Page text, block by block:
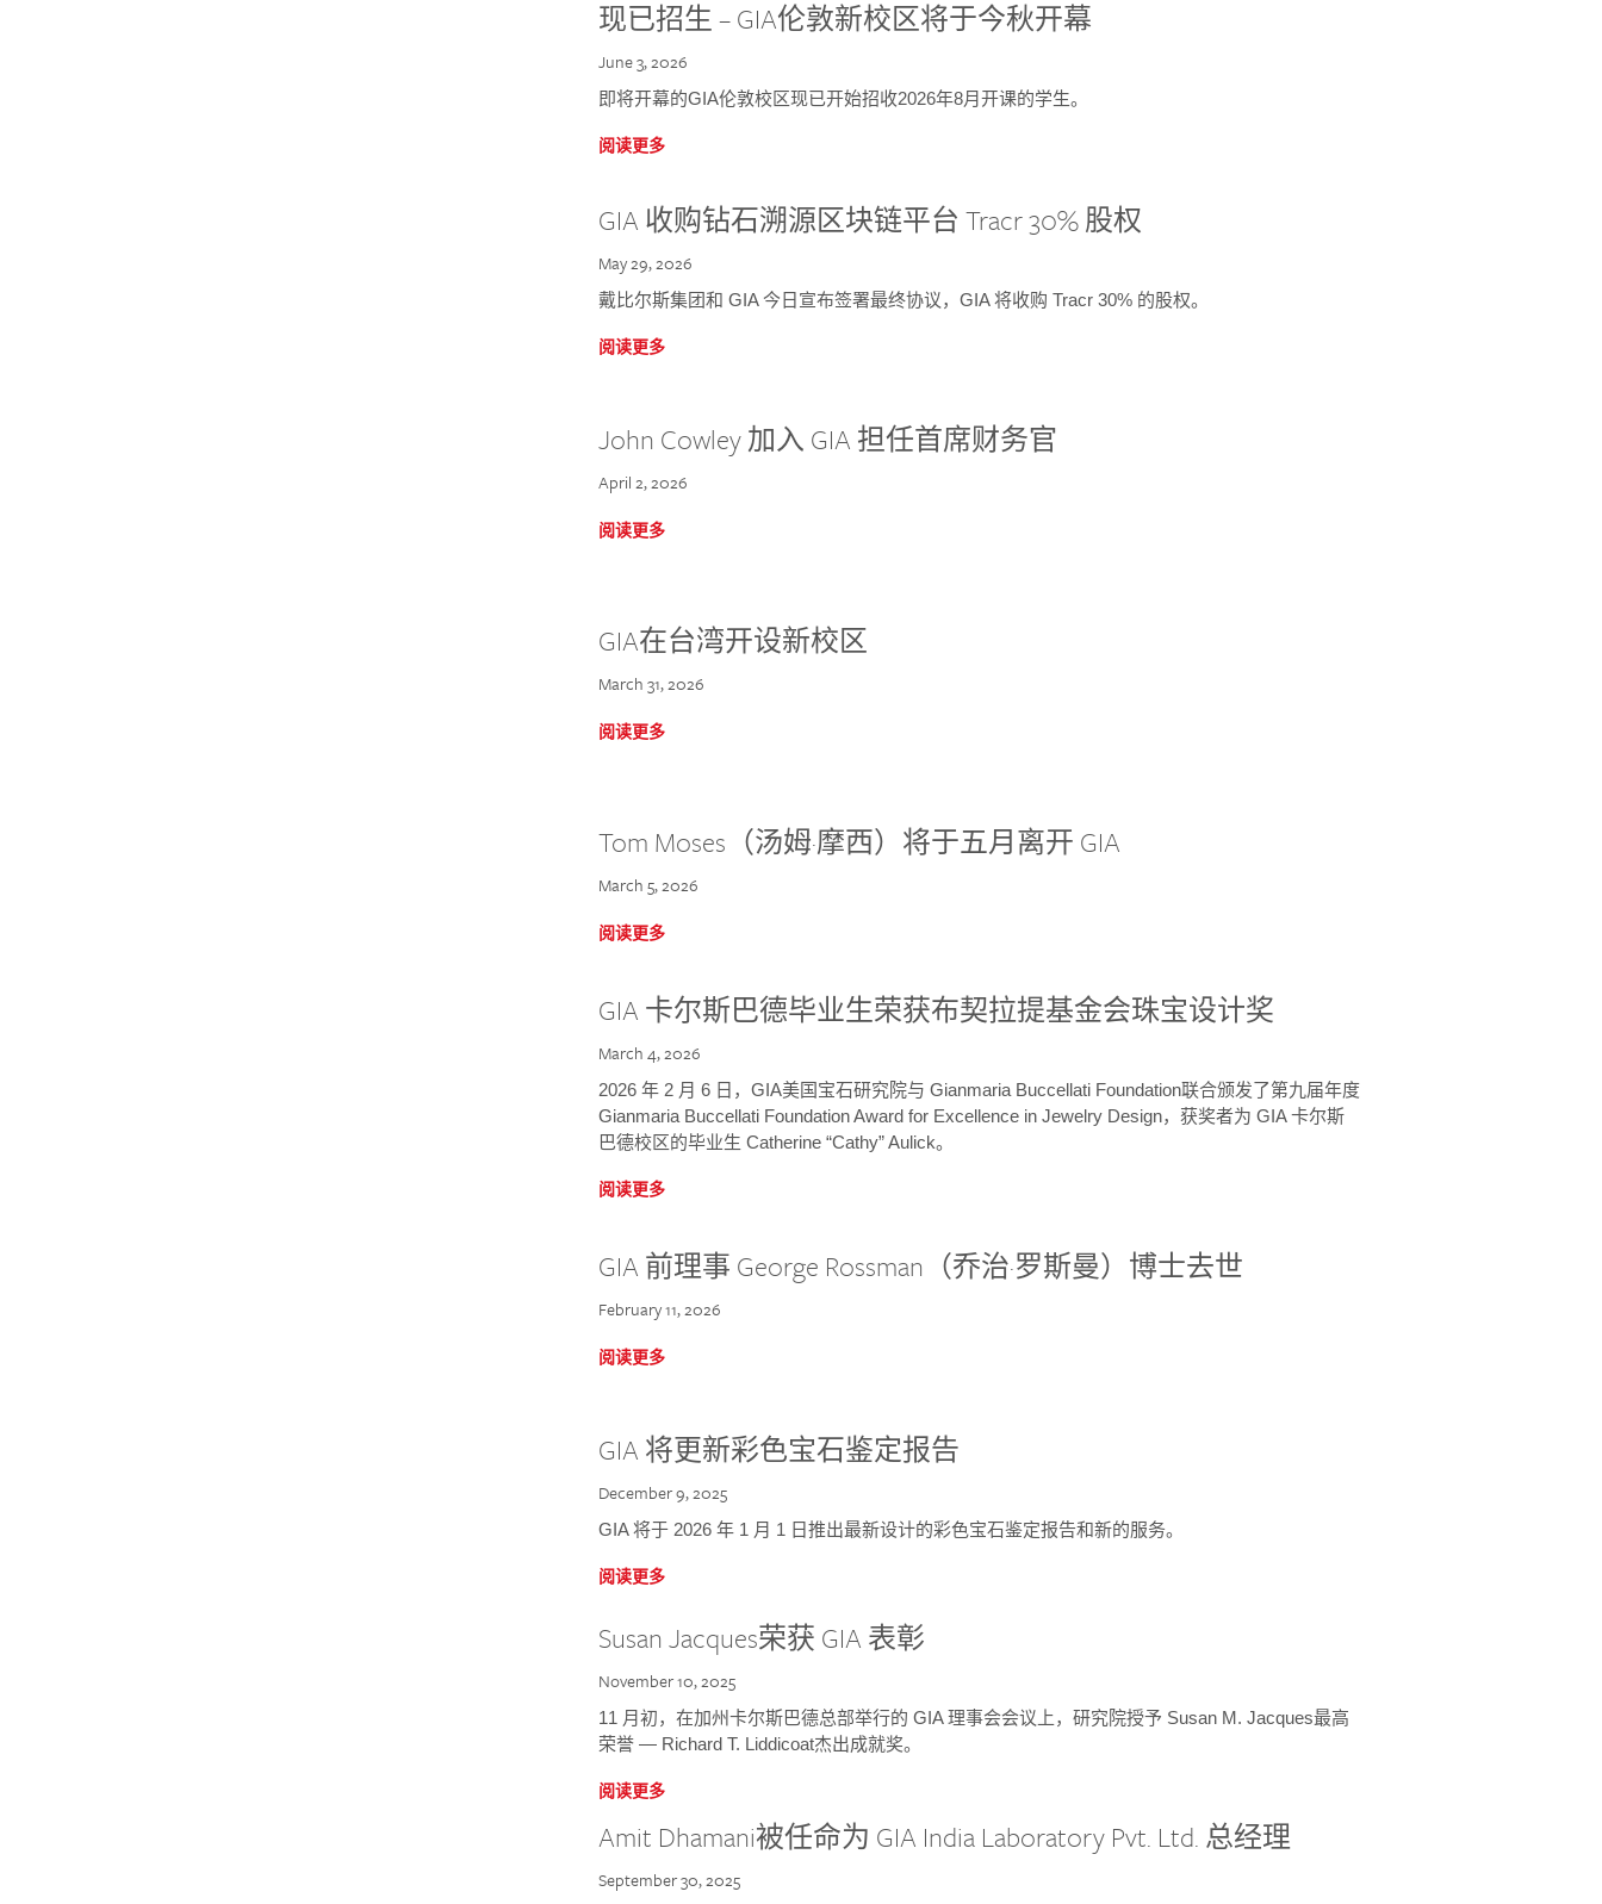
现已招生 – GIA伦敦新校区将于今秋开幕
June 3, 2026
即将开幕的GIA伦敦校区现已开始招收2026年8月开课的学生。
阅读更多
GIA 收购钻石溯源区块链平台 Tracr 30% 股权
May 29, 2026
戴比尔斯集团和 GIA 今日宣布签署最终协议，GIA 将收购 Tracr 30% 的股权。
阅读更多
John Cowley 加入 GIA 担任首席财务官
April 2, 2026
阅读更多
GIA在台湾开设新校区
March 31, 2026
阅读更多
Tom Moses（汤姆·摩西）将于五月离开 GIA
March 5, 2026
阅读更多
GIA 卡尔斯巴德毕业生荣获布契拉提基金会珠宝设计奖
March 4, 2026
2026 年 2 月 6 日，GIA美国宝石研究院与 Gianmaria Buccellati Foundation联合颁发了第九届年度
Gianmaria Buccellati Foundation Award for Excellence in Jewelry Design，获奖者为 GIA 卡尔斯
巴德校区的毕业生 Catherine “Cathy” Aulick。
阅读更多
GIA 前理事 George Rossman（乔治·罗斯曼）博士去世
February 11, 2026
阅读更多
GIA 将更新彩色宝石鉴定报告
December 9, 2025
GIA 将于 2026 年 1 月 1 日推出最新设计的彩色宝石鉴定报告和新的服务。
阅读更多
Susan Jacques荣获 GIA 表彰
November 10, 2025
11 月初，在加州卡尔斯巴德总部举行的 GIA 理事会会议上，研究院授予 Susan M. Jacques最高
荣誉 — Richard T. Liddicoat杰出成就奖。
阅读更多
Amit Dhamani被任命为 GIA India Laboratory Pvt. Ltd. 总经理
September 30, 2025